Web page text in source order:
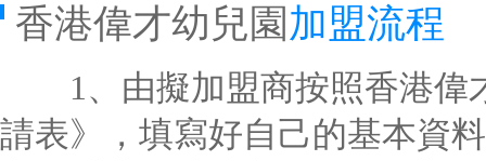
香港偉才幼兒園加盟流程
1、由擬加盟商按照香港偉
請表》，填寫好自己的基本資